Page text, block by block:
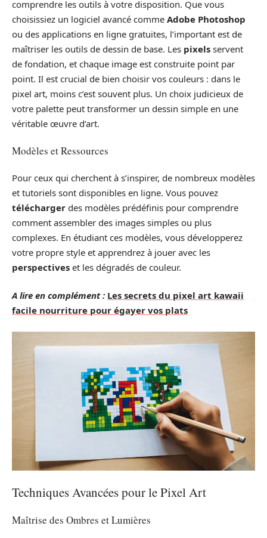
comprendre les outils à votre disposition. Que vous
choisissiez un logiciel avancé comme Adobe Photoshop
ou des applications en ligne gratuites, l’important est de
maîtriser les outils de dessin de base. Les pixels servent
de fondation, et chaque image est construite point par
point. Il est crucial de bien choisir vos couleurs : dans le
pixel art, moins c’est souvent plus. Un choix judicieux de
votre palette peut transformer un dessin simple en une
véritable œuvre d’art.
Modèles et Ressources
Pour ceux qui cherchent à s’inspirer, de nombreux modèles
et tutoriels sont disponibles en ligne. Vous pouvez
télécharger des modèles prédéfinis pour comprendre
comment assembler des images simples ou plus
complexes. En étudiant ces modèles, vous développerez
votre propre style et apprendrez à jouer avec les
perspectives et les dégradés de couleur.
A lire en complément : Les secrets du pixel art kawaii
facile nourriture pour égayer vos plats
Techniques Avancées pour le Pixel Art
Maîtrise des Ombres et Lumières